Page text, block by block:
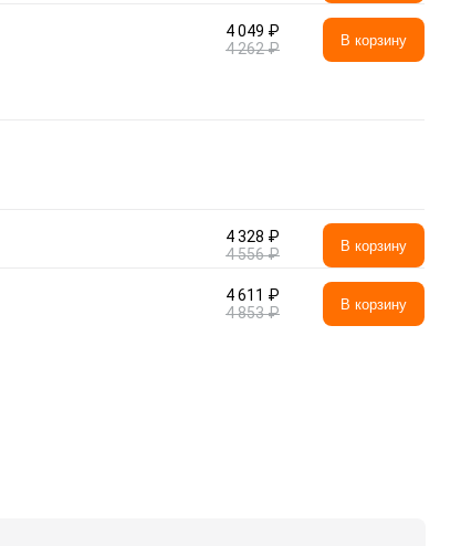
4 049 ₽
4 262 ₽
В корзину
4 328 ₽
4 556 ₽
В корзину
4 611 ₽
4 853 ₽
В корзину